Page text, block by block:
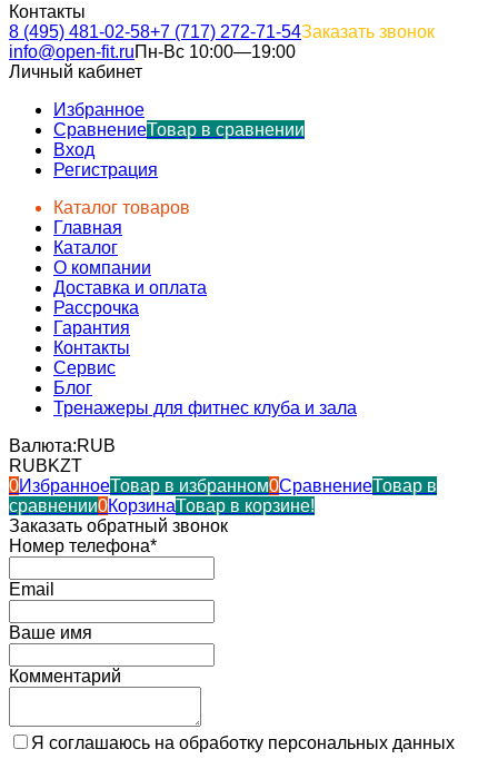
Контакты
8 (495) 481-02-58+7 (717) 272-71-54Заказать звонок
info@open-fit.ruПн-Вс 10:00—19:00
Личный кабинет
Избранное
СравнениеТовар в сравнении
Вход
Регистрация
Каталог товаров
Главная
Каталог
О компании
Доставка и оплата
Рассрочка
Гарантия
Контакты
Сервис
Блог
Тренажеры для фитнес клуба и зала
Валюта:RUB
RUBKZT
0ИзбранноеТовар в избранном0СравнениеТовар в
сравнении0КорзинаТовар в корзине!
Заказать обратный звонок
Номер телефона*
Email
Ваше имя
Комментарий
Я соглашаюсь на обработку персональных данных